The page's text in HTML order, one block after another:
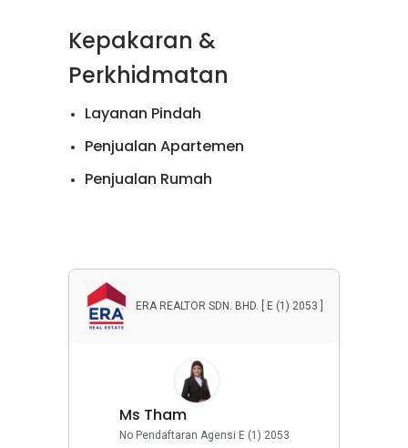
Kepakaran &
Perkhidmatan
Layanan Pindah
Penjualan Apartemen
Penjualan Rumah
Properti Komersial
ERA REALTOR SDN. BHD. [ E (1) 2053 ]
Ms Tham
No Pendaftaran Agensi E (1) 2053